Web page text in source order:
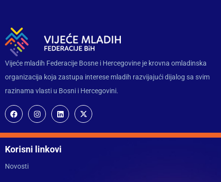
Vijeće mladih Federacije Bosne i Hercegovine je krovna omladinska
organizacija koja zastupa interese mladih razvijajući dijalog sa svim
razinama vlasti u Bosni i Hercegovini.
Korisni linkovi
Novosti